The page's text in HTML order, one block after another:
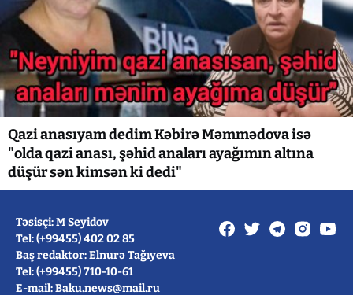
Qazi anasıyam dedim Kəbirə Məmmədova isə
"olda qazi anası, şəhid anaları ayağımın altına
düşür sən kimsən ki dedi"
Təsisçi: M Seyidov
Tel: (+99455) 402 02 85
Baş redaktor: Elnurə Tağıyeva
Tel: (+99455) 710-10-61
E-mail: Baku.news@mail.ru